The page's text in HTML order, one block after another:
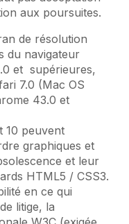
aux poursuites.
de résolution
du navigateur
et supérieures,
7.0 (Mac OS
43.0 et
10 peuvent
graphiques et
et leur
HTML5 / CSS3.
en ce qui
litige, la